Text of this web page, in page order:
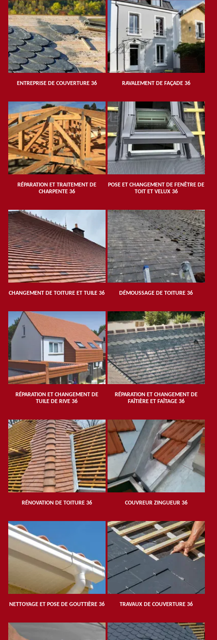
ENTREPRISE DE COUVERTURE 36 RAVALEMENT DE FAÇADE 36
RÉPARATION ET TRAITEMENT DE
CHARPENTE 36
POSE ET CHANGEMENT DE FENÊTRE DE
TOIT ET VELUX 36
CHANGEMENT DE TOITURE ET TUILE 36 DÉMOUSSAGE DE TOITURE 36
RÉPARATION ET CHANGEMENT DE
TUILE DE RIVE 36
RÉPARATION ET CHANGEMENT DE
FAÎTIÈRE ET FAÎTAGE 36
RÉNOVATION DE TOITURE 36 COUVREUR ZINGUEUR 36
NETTOYAGE ET POSE DE GOUTTIÈRE 36 TRAVAUX DE COUVERTURE 36